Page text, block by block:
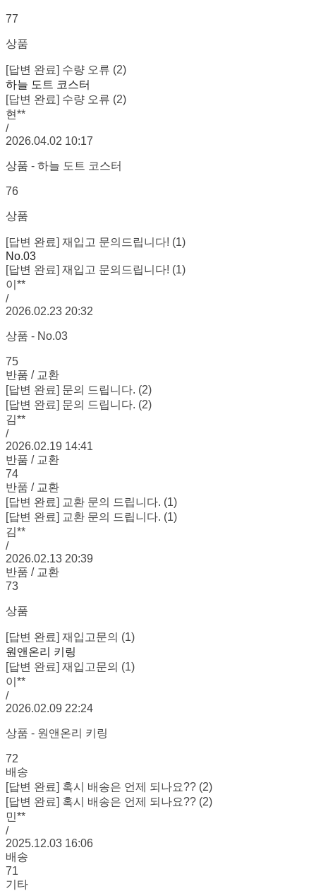
77
상품
[답변 완료] 수량 오류 (2)
하늘 도트 코스터
[답변 완료] 수량 오류 (2)
현**
/
2026.04.02 10:17
상품 - 하늘 도트 코스터
76
상품
[답변 완료] 재입고 문의드립니다! (1)
No.03
[답변 완료] 재입고 문의드립니다! (1)
이**
/
2026.02.23 20:32
상품 - No.03
75
반품 / 교환
[답변 완료] 문의 드립니다. (2)
[답변 완료] 문의 드립니다. (2)
김**
/
2026.02.19 14:41
반품 / 교환
74
반품 / 교환
[답변 완료] 교환 문의 드립니다. (1)
[답변 완료] 교환 문의 드립니다. (1)
김**
/
2026.02.13 20:39
반품 / 교환
73
상품
[답변 완료] 재입고문의 (1)
원앤온리 키링
[답변 완료] 재입고문의 (1)
이**
/
2026.02.09 22:24
상품 - 원앤온리 키링
72
배송
[답변 완료] 혹시 배송은 언제 되나요?? (2)
[답변 완료] 혹시 배송은 언제 되나요?? (2)
민**
/
2025.12.03 16:06
배송
71
기타